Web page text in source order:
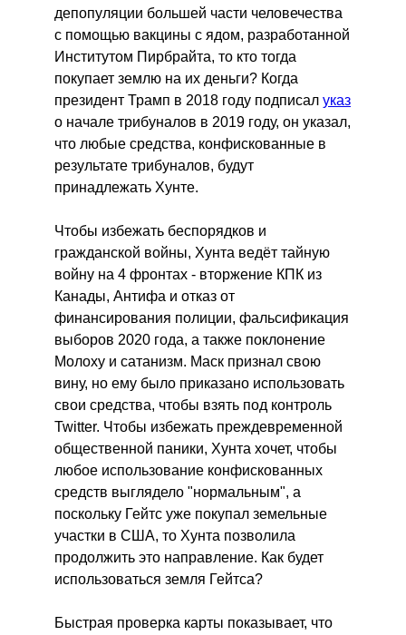
депопуляции большей части человечества
с помощью вакцины с ядом, разработанной
Институтом Пирбрайта, то кто тогда
покупает землю на их деньги? Когда
президент Трамп в 2018 году подписал указ
о начале трибуналов в 2019 году, он указал,
что любые средства, конфискованные в
результате трибуналов, будут
принадлежать Хунте.
Чтобы избежать беспорядков и
гражданской войны, Хунта ведёт тайную
войну на 4 фронтах - вторжение КПК из
Канады, Антифа и отказ от
финансирования полиции, фальсификация
выборов 2020 года, а также поклонение
Молоху и сатанизм. Маск признал свою
вину, но ему было приказано использовать
свои средства, чтобы взять под контроль
Twitter. Чтобы избежать преждевременной
общественной паники, Хунта хочет, чтобы
любое использование конфискованных
средств выглядело "нормальным", а
поскольку Гейтс уже покупал земельные
участки в США, то Хунта позволила
продолжить это направление. Как будет
использоваться земля Гейтса?
Быстрая проверка карты показывает, что